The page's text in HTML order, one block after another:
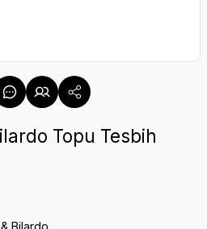
Topu Tesbih
Bilardo